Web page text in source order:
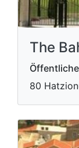
The
80